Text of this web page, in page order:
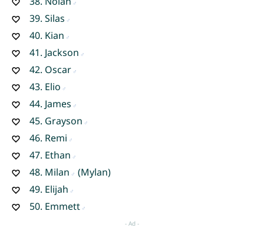
39. Silas
40. Kian
41. Jackson
42. Oscar
43. Elio
44. James
45. Grayson
46. Remi
47. Ethan
48. Milan
(Mylan)
49. Elijah
50. Emmett